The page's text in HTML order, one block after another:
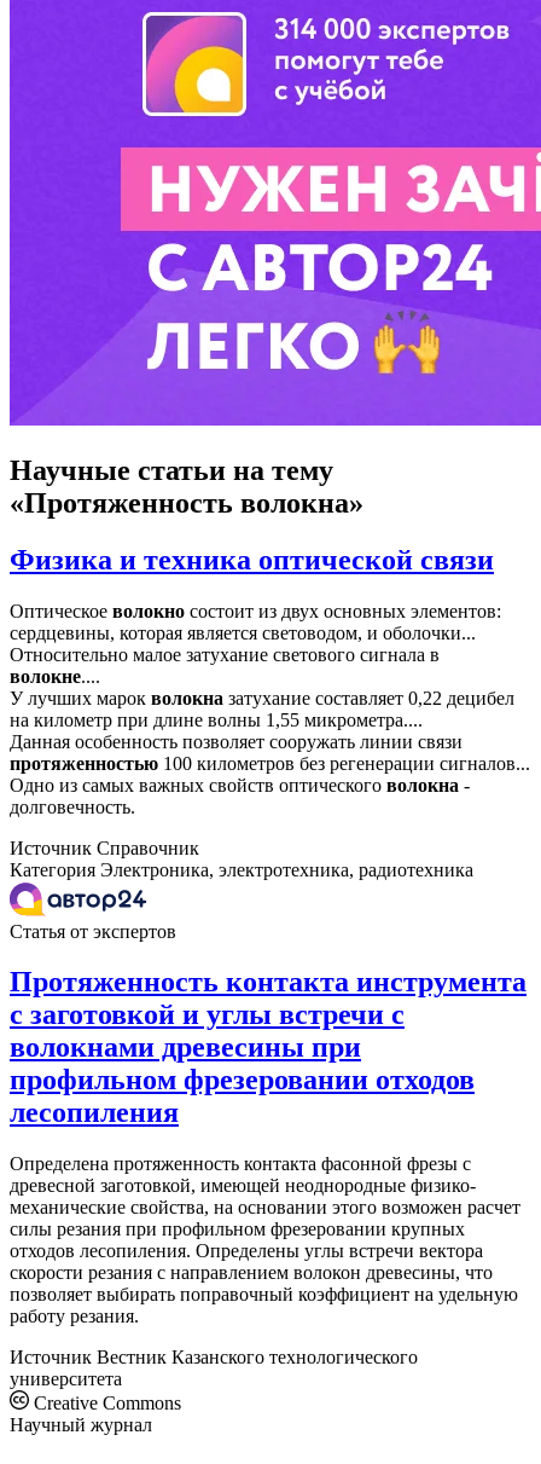
Научные статьи на тему
«Протяженность волокна»
Физика и техника оптической связи
Оптическое волокно состоит из двух основных элементов:
сердцевины, которая является световодом, и оболочки...
Относительно малое затухание светового сигнала в
волокне....
У лучших марок волокна затухание составляет 0,22 децибел
на километр при длине волны 1,55 микрометра....
Данная особенность позволяет сооружать линии связи
протяженностью 100 километров без регенерации сигналов...
Одно из самых важных свойств оптического волокна -
долговечность.
Источник Справочник
Категория Электроника, электротехника, радиотехника
Статья от экспертов
Протяженность контакта инструмента
с заготовкой и углы встречи с
волокнами древесины при
профильном фрезеровании отходов
лесопиления
Определена протяженность контакта фасонной фрезы с
древесной заготовкой, имеющей неоднородные физико-
механические свойства, на основании этого возможен расчет
силы резания при профильном фрезеровании крупных
отходов лесопиления. Определены углы встречи вектора
скорости резания с направлением волокон древесины, что
позволяет выбирать поправочный коэффициент на удельную
работу резания.
Источник Вестник Казанского технологического
университета
Creative Commons
Научный журнал